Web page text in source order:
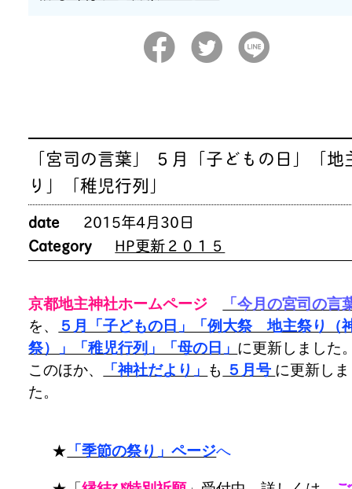
「宮司の言葉」 ５月「子どもの日」「地
り」「稚児行列」
date
2015年4月30日
Category
HP更新２０１５
京都地主神社ホームページ
「今月の宮司の言
を、
５月「子どもの日」「例大祭 地主祭り（
祭）」「稚児行列」「母の日」 に更新しました
このほか、
「神社だより」 も ５月号 に更新し
た。
★ 「季節の祭り」ページへ